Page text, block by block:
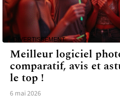
DIVERTISSEMENT
Meilleur logiciel
comparatif, avis et
le top !
6 mai 2026